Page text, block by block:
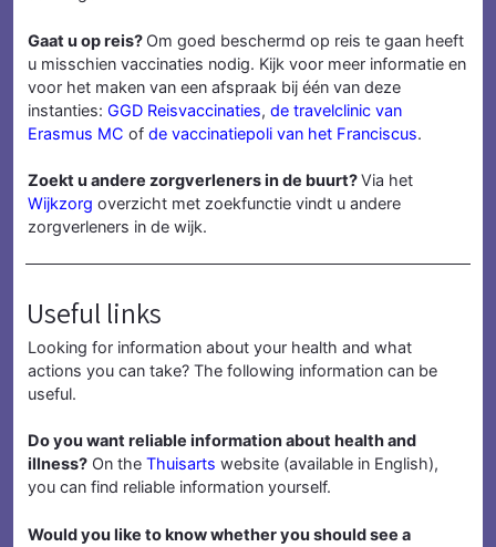
Gaat u op reis? Om goed beschermd op reis te gaan heeft
u misschien vaccinaties nodig. Kijk voor meer informatie en
voor het maken van een afspraak bij één van deze
instanties: GGD Reisvaccinaties, de travelclinic van
Erasmus MC of de vaccinatiepoli van het Franciscus.
Zoekt u andere zorgverleners in de buurt?Via het
Wijkzorg overzicht met zoekfunctie vindt u andere
zorgverleners in de wijk.
Useful links
Looking for information about your health and what
actions you can take? The following information can be
useful.
Do you want reliable information about health and
illness?On the Thuisarts website (available in English),
you can find reliable information yourself.
Would you like to know whether you should see a